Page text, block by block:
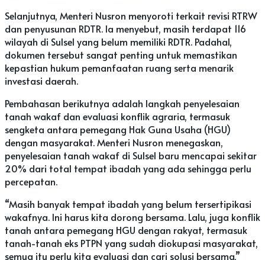
Selanjutnya, Menteri Nusron menyoroti terkait revisi RTRW
dan penyusunan RDTR. Ia menyebut, masih terdapat 116
wilayah di Sulsel yang belum memiliki RDTR. Padahal,
dokumen tersebut sangat penting untuk memastikan
kepastian hukum pemanfaatan ruang serta menarik
investasi daerah.
Pembahasan berikutnya adalah langkah penyelesaian
tanah wakaf dan evaluasi konflik agraria, termasuk
sengketa antara pemegang Hak Guna Usaha (HGU)
dengan masyarakat. Menteri Nusron menegaskan,
penyelesaian tanah wakaf di Sulsel baru mencapai sekitar
20% dari total tempat ibadah yang ada sehingga perlu
percepatan.
“Masih banyak tempat ibadah yang belum tersertipikasi
wakafnya. Ini harus kita dorong bersama. Lalu, juga konflik
tanah antara pemegang HGU dengan rakyat, termasuk
tanah-tanah eks PTPN yang sudah diokupasi masyarakat,
semua itu perlu kita evaluasi dan cari solusi bersama,”